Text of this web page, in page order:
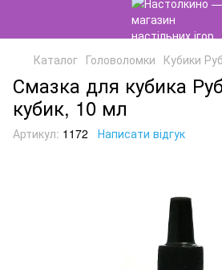
Каталог Головоломки Кубики
Смазка для кубика
кубик, 10 мл
Артикул: 1172 Написати відгук